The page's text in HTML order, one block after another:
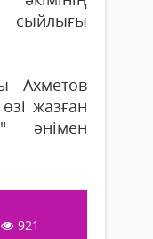
Ахметов
жазған
әнімен
921